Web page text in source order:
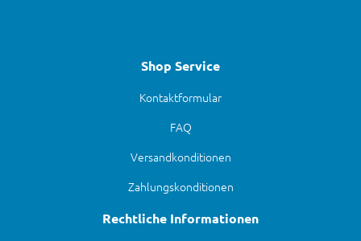
Shop Service
Kontaktformular
FAQ
Versandkonditionen
Zahlungskonditionen
Rechtliche Informationen